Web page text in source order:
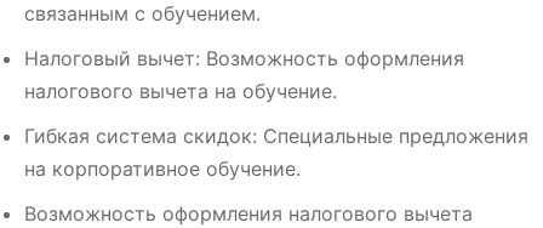
связанным с обучением.
Налоговый вычет: Возможность оформления
налогового вычета на обучение.
Гибкая система скидок: Специальные предложения
на корпоративное обучение.
Возможность оформления налогового вычета